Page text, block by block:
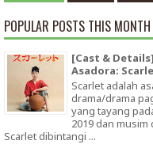
POPULAR POSTS THIS MONTH
[Cast &
Asadora:
Scarlet adalah
drama/drama
yang tayang
2019 dan musim
Scarlet dibintangi ...